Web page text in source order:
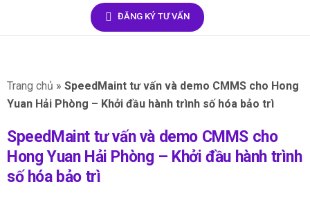
ĐĂNG KÝ TƯ VẤN
Trang chủ » SpeedMaint tư vấn và demo CMMS cho Hong
Yuan Hải Phòng – Khởi đầu hành trình số hóa bảo trì
SpeedMaint tư vấn và demo CMMS cho
Hong Yuan Hải Phòng – Khởi đầu hành trình
số hóa bảo trì